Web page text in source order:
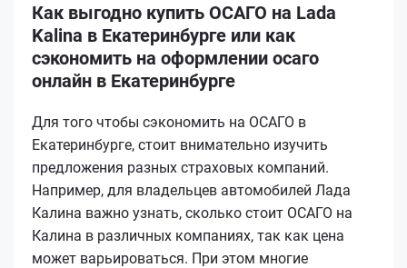
Как выгодно купить ОСАГО на Lada
Kalina в Екатеринбурге или как
сэкономить на оформлении осаго
онлайн в Екатеринбурге
Для того чтобы сэкономить на ОСАГО в
Екатеринбурге, стоит внимательно изучить
предложения разных страховых компаний.
Например, для владельцев автомобилей Лада
Калина важно узнать, сколько стоит ОСАГО на
Калина в различных компаниях, так как цена
может варьироваться. При этом многие